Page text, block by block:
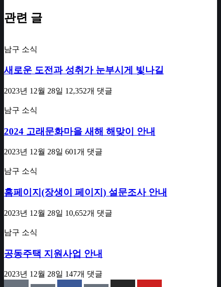
관련 글
남구 소식
새로운 도전과 성취가 눈부시게 빛나길
2023년 12월 28일 12,352개 댓글
남구 소식
2024 고래문화마을 새해 해맞이 안내
2023년 12월 28일 601개 댓글
남구 소식
홈페이지(장생이 페이지) 설문조사 안내
2023년 12월 28일 10,652개 댓글
남구 소식
공동주택 지원사업 안내
2023년 12월 28일 147개 댓글